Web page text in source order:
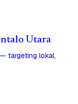
Utara
targeting lokal,